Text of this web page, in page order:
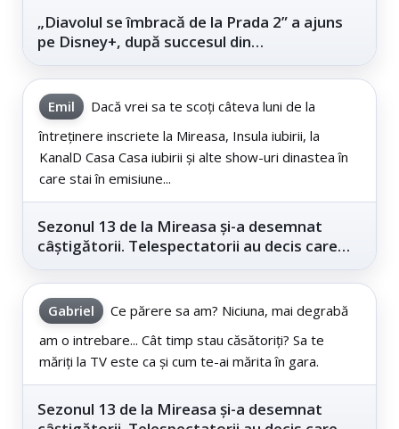
„Diavolul se îmbracă de la Prada 2” a ajuns
pe Disney+, după succesul din
Emil
Dacă vrei sa te scoți câteva luni de la
întreținere inscriete la Mireasa, Insula iubirii, la
KanalD Casa Casa iubirii și alte show-uri dinastea în
care stai în emisiune...
Sezonul 13 de la Mireasa și-a desemnat
câștigătorii. Telespectatorii au decis care
Gabriel
Ce părere sa am? Niciuna, mai degrabă
am o intrebare... Cât timp stau căsătoriți? Sa te
măriți la TV este ca și cum te-ai mărita în gara.
Sezonul 13 de la Mireasa și-a desemnat